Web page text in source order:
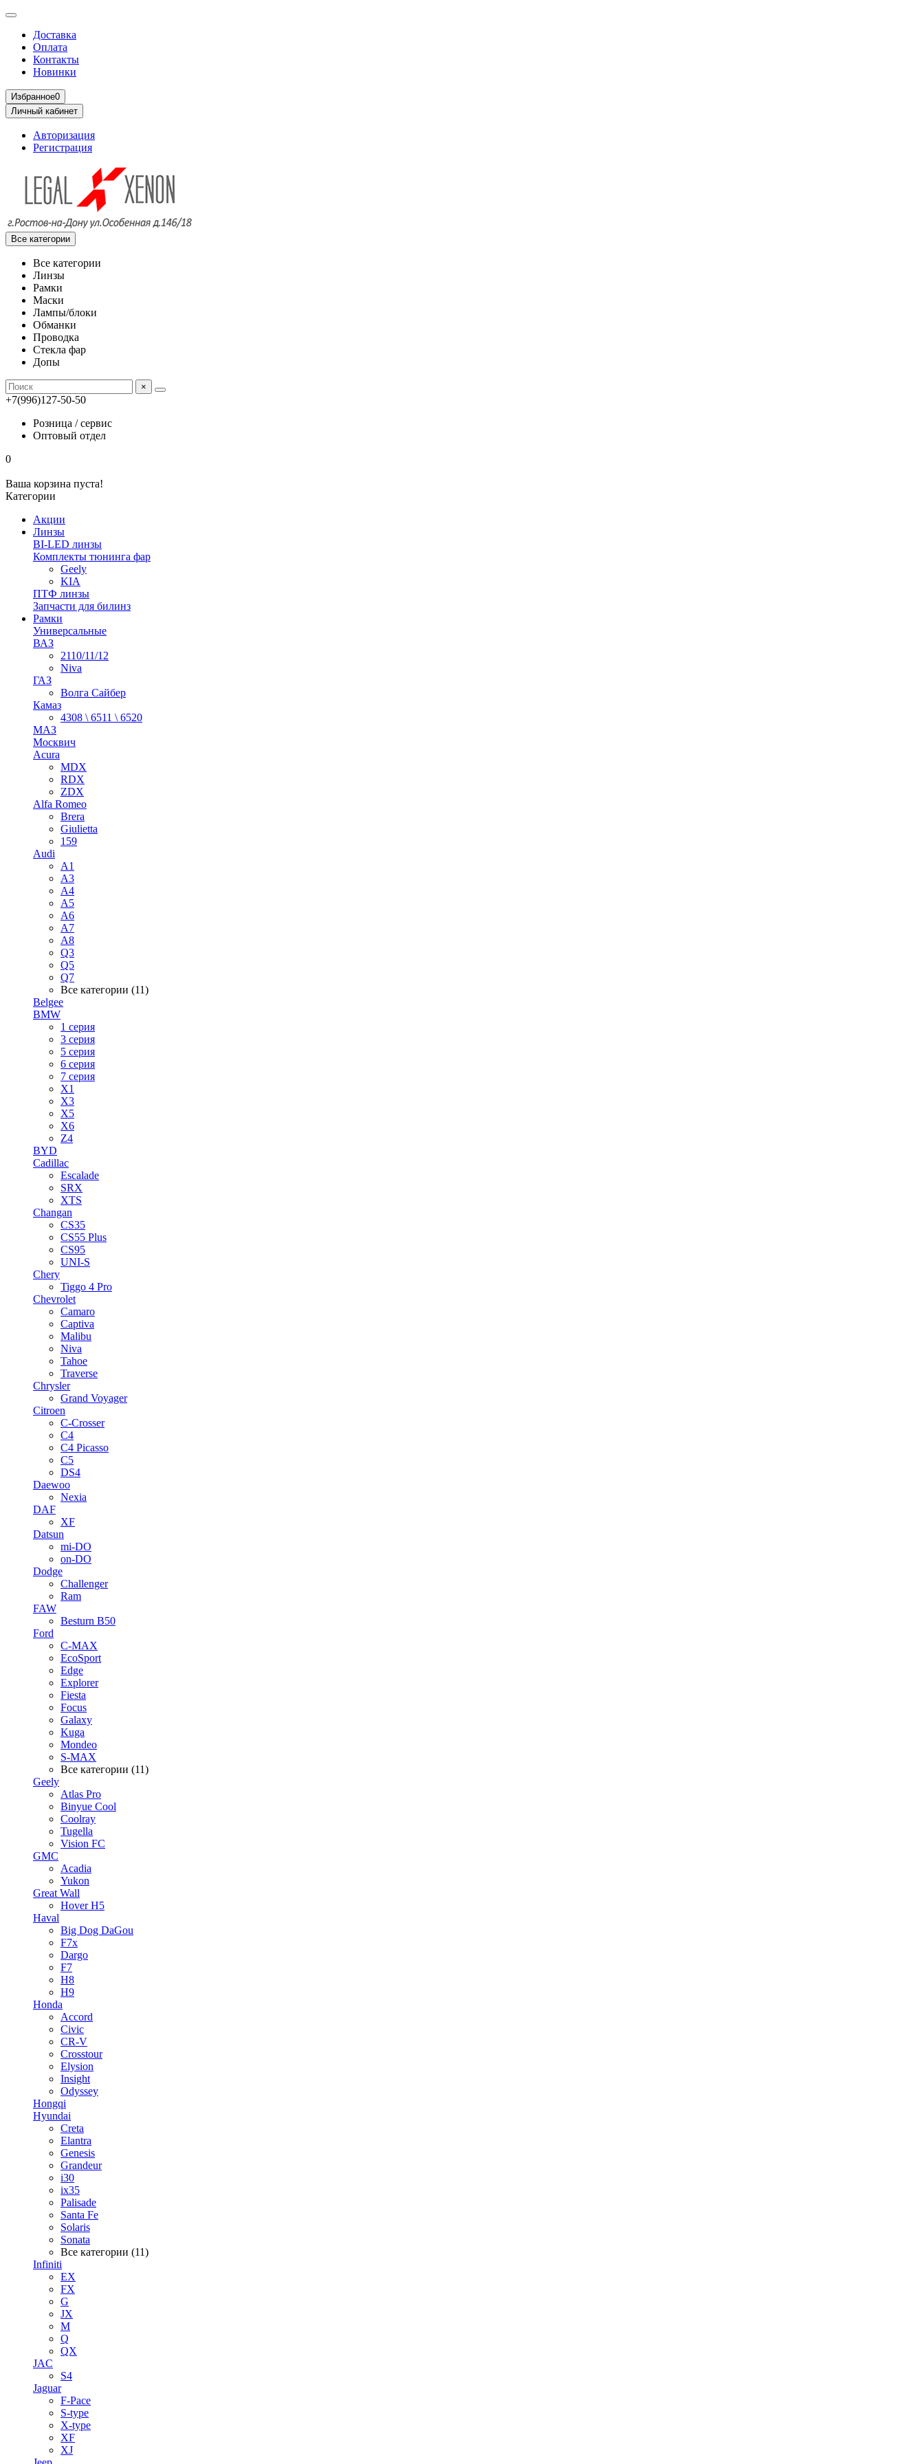
Доставка
Оплата
Контакты
Новинки
Избранное0
Личный кабинет
Авторизация
Регистрация
Все категории
Все категории
Линзы
Рамки
Маски
Лампы/блоки
Обманки
Проводка
Стекла фар
Допы
×
+7(996)127-50-50
Розница / сервис
Оптовый отдел
0
Ваша корзина пуста!
Категории
Акции
Линзы
BI-LED линзы
Комплекты тюнинга фар
Geely
KIA
ПТФ линзы
Запчасти для билинз
Рамки
Универсальные
ВАЗ
2110/11/12
Niva
ГАЗ
Волга Сайбер
Камаз
4308 \ 6511 \ 6520
МАЗ
Москвич
Acura
MDX
RDX
ZDX
Alfa Romeo
Brera
Giulietta
159
Audi
A1
A3
A4
A5
A6
A7
A8
Q3
Q5
Q7
Все категории (11)
Belgee
BMW
1 серия
3 серия
5 серия
6 серия
7 серия
X1
X3
X5
X6
Z4
BYD
Cadillac
Escalade
SRX
XTS
Changan
CS35
CS55 Plus
CS95
UNI-S
Chery
Tiggo 4 Pro
Chevrolet
Camaro
Captiva
Malibu
Niva
Tahoe
Traverse
Chrysler
Grand Voyager
Citroen
C-Crosser
C4
C4 Picasso
C5
DS4
Daewoo
Nexia
DAF
XF
Datsun
mi-DO
on-DO
Dodge
Challenger
Ram
FAW
Besturn B50
Ford
C-MAX
EcoSport
Edge
Explorer
Fiesta
Focus
Galaxy
Kuga
Mondeo
S-MAX
Все категории (11)
Geely
Atlas Pro
Binyue Cool
Coolray
Tugella
Vision FC
GMC
Acadia
Yukon
Great Wall
Hover H5
Haval
Big Dog DaGou
F7x
Dargo
F7
H8
H9
Honda
Accord
Civic
CR-V
Crosstour
Elysion
Insight
Odyssey
Hongqi
Hyundai
Creta
Elantra
Genesis
Grandeur
i30
ix35
Palisade
Santa Fe
Solaris
Sonata
Все категории (11)
Infiniti
EX
FX
G
JX
M
Q
QX
JAC
S4
Jaguar
F-Pace
S-type
X-type
XF
XJ